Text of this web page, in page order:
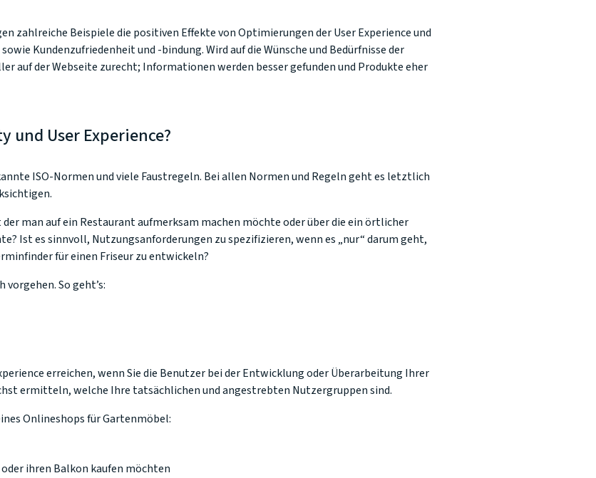
zahlreiche Beispiele die positiven Effekte von Optimierungen der User Experience und
Kundenzufriedenheit und -bindung. Wird auf die Wünsche und Bedürfnisse der
auf der Webseite zurecht; Informationen werden besser gefunden und Produkte eher
und User Experience?
ISO-Normen und viele Faustregeln. Bei allen Normen und Regeln geht es letztlich
man auf ein Restaurant aufmerksam machen möchte oder über die ein örtlicher
Ist es sinnvoll, Nutzungsanforderungen zu spezifizieren, wenn es „nur“ darum geht,
für einen Friseur zu entwickeln?
So geht’s:
erreichen, wenn Sie die Benutzer bei der Entwicklung oder Überarbeitung Ihrer
ermitteln, welche Ihre tatsächlichen und angestrebten Nutzergruppen sind.
Onlineshops für Gartenmöbel:
ihren Balkon kaufen möchten